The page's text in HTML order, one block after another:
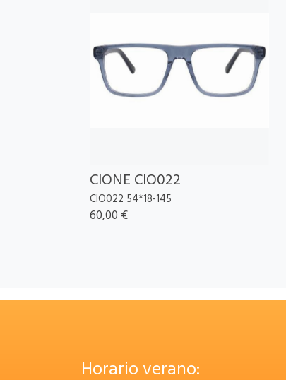
CIONE CIO022
CIO022 54*18-145
60,00 €
Horario verano: